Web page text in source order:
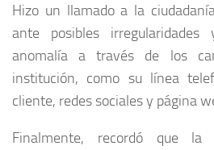
Hizo un llamado a la
ante posibles irregularidades
anomalía a través de los
institución, como su línea
cliente, redes sociales y página
Finalmente, recordó que la